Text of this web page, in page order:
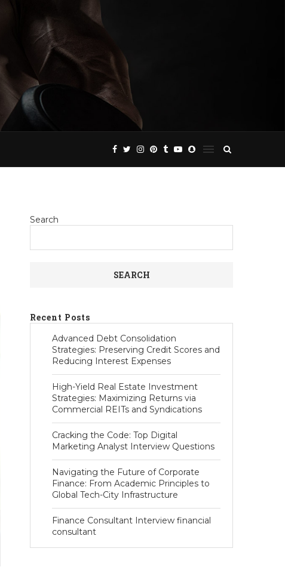
Search
SEARCH
Recent Posts
Advanced Debt Consolidation
Strategies: Preserving Credit Scores and
Reducing Interest Expenses
High-Yield Real Estate Investment
Strategies: Maximizing Returns via
Commercial REITs and Syndications
Cracking the Code: Top Digital
Marketing Analyst Interview Questions
Navigating the Future of Corporate
Finance: From Academic Principles to
Global Tech-City Infrastructure
Finance Consultant Interview financial
consultant